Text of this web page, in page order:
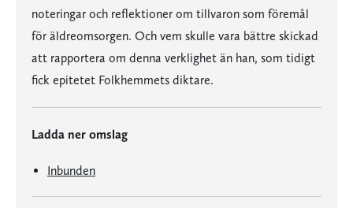
noteringar och reflektioner om tillvaron som föremål
för äldreomsorgen. Och vem skulle vara bättre skickad
att rapportera om denna verklighet än han, som tidigt
fick epitetet Folkhemmets diktare.
Ladda ner omslag
Inbunden